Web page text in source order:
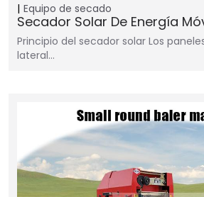
Equipo de secado
Secador Solar De Energía
Principio del secador solar Los
lateral…